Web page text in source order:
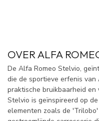
OVER ALFA
De Alfa Romeo Stelvio,
die de sportieve erfenis
praktische bruikbaarheid
Stelvio is geïnspireerd op
elementen zoals de